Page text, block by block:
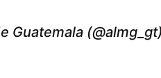
Guatemala (@almg_gt)